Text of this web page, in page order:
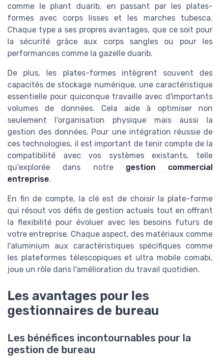
comme le pliant duarib, en passant par les plates-
formes avec corps lisses et les marches tubesca.
Chaque type a ses propres avantages, que ce soit pour
la sécurité grâce aux corps sangles ou pour les
performances comme la gazelle duarib.
De plus, les plates-formes intègrent souvent des
capacités de stockage numérique, une caractéristique
essentielle pour quiconque travaille avec d'importants
volumes de données. Cela aide à optimiser non
seulement l'organisation physique mais aussi la
gestion des données. Pour une intégration réussie de
ces technologies, il est important de tenir compte de la
compatibilité avec vos systèmes existants, telle
qu'explorée dans notre gestion commercial
entreprise.
En fin de compte, la clé est de choisir la plate-forme
qui résout vos défis de gestion actuels tout en offrant
la flexibilité pour évoluer avec les besoins futurs de
votre entreprise. Chaque aspect, des matériaux comme
l'aluminium aux caractéristiques spécifiques comme
les plateformes télescopiques et ultra mobile comabi,
joue un rôle dans l'amélioration du travail quotidien.
Les avantages pour les
gestionnaires de bureau
Les bénéfices incontournables pour la
gestion de bureau